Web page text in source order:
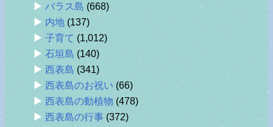
バラス島 (668)
内地 (137)
子育て (1,012)
石垣島 (140)
西表島 (341)
西表島のお祝い (66)
西表島の動植物 (478)
西表島の行事 (372)